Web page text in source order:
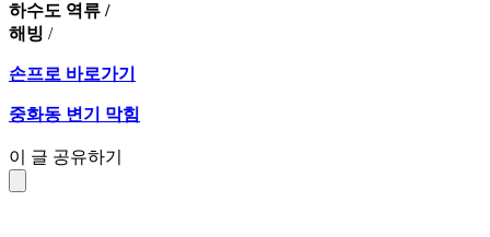
하수도 역류 /
해빙 /
손프로 바로가기
중화동 변기 막힘
이 글 공유하기